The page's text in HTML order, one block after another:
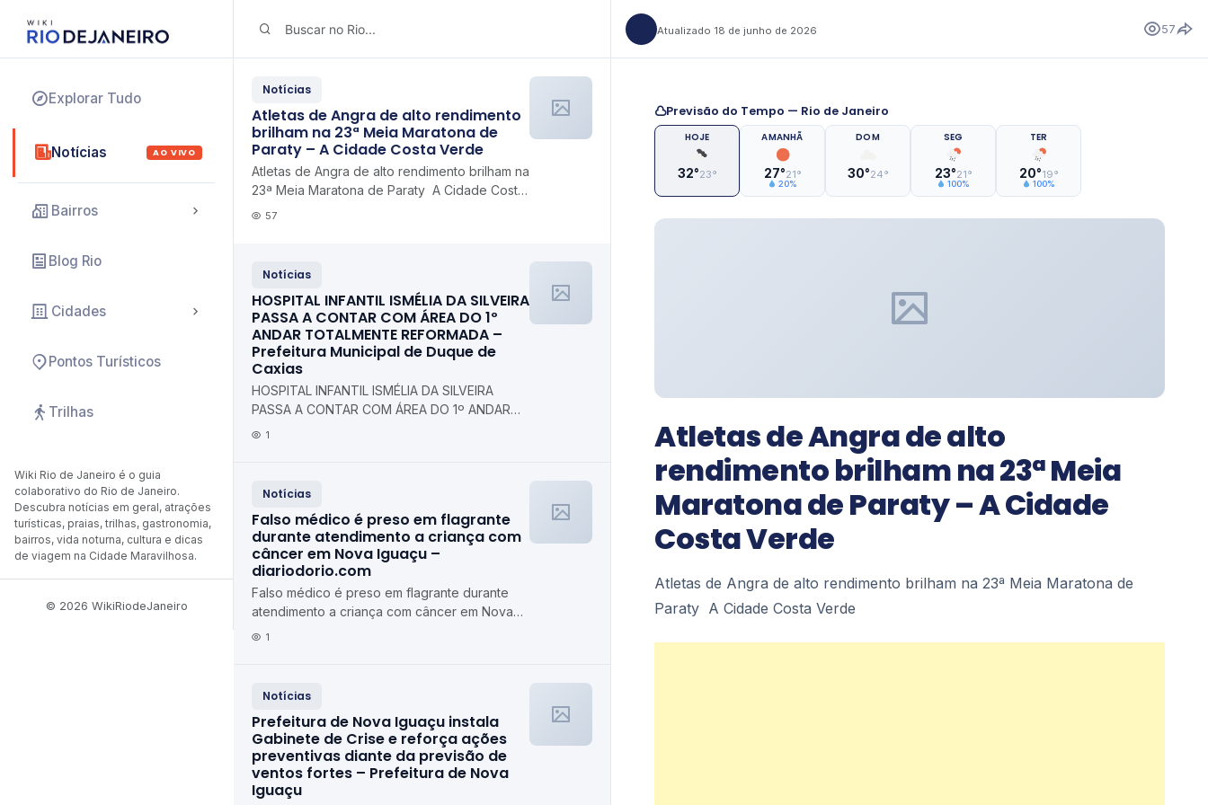
Explorar Tudo
Notícias AO VIVO
Bairros
Blog Rio
Cidades
Pontos Turísticos
Trilhas
Wiki Rio de Janeiro é o guia
colaborativo do Rio de Janeiro.
Descubra notícias em geral, atrações
turísticas, praias, trilhas, gastronomia,
bairros, vida noturna, cultura e dicas
de viagem na Cidade Maravilhosa.
© 2026 WikiRiodeJaneiro
Notícias
Atletas de Angra de alto rendimento
brilham na 23ª Meia Maratona de
Paraty – A Cidade Costa Verde
Atletas de Angra de alto rendimento brilham na
23ª Meia Maratona de Paraty A Cidade Costa
Verde
57
Notícias
HOSPITAL INFANTIL ISMÉLIA DA SILVEIRA
PASSA A CONTAR COM ÁREA DO 1º
ANDAR TOTALMENTE REFORMADA –
Prefeitura Municipal de Duque de
Caxias
HOSPITAL INFANTIL ISMÉLIA DA SILVEIRA
PASSA A CONTAR COM ÁREA DO 1º ANDAR
TOTALMENTE REFORMADA Prefeitura
1
Notícias
Falso médico é preso em flagrante
durante atendimento a criança com
câncer em Nova Iguaçu –
diariodorio.com
Falso médico é preso em flagrante durante
atendimento a criança com câncer em Nova
Iguaçu diariodorio.com
1
Notícias
Prefeitura de Nova Iguaçu instala
Gabinete de Crise e reforça ações
preventivas diante da previsão de
ventos fortes – Prefeitura de Nova
Iguaçu
Atualizado 18 de junho de 2026 57
Previsão do Tempo — Rio de Janeiro
HOJE
32°23°
AMANHÃ
27°21°
20%
DOM
30°24°
SEG
23°21°
100%
TER
20°19°
100%
Atletas de Angra de alto
rendimento brilham na 23ª Meia
Maratona de Paraty – A Cidade
Costa Verde
Atletas de Angra de alto rendimento brilham na 23ª Meia Maratona de
Paraty A Cidade Costa Verde